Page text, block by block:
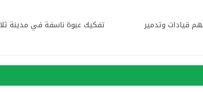
قيادات وتدمير تفكيك عبوة ناسفة في مدينة